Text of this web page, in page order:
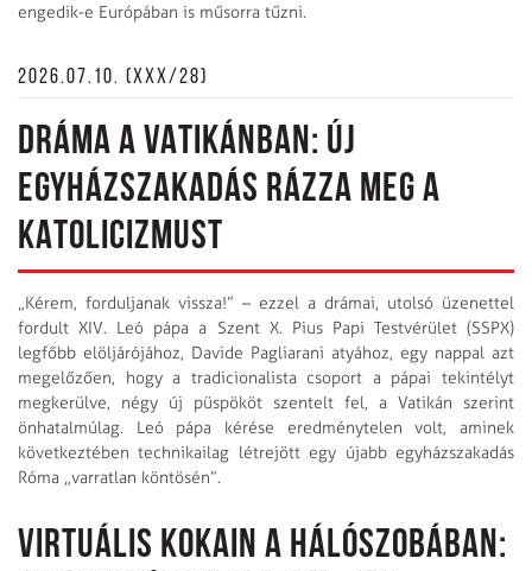
engedik-e Európában is műsorra tűzni.
2026.07.10. (XXX/28)
DRÁMA A VATIKÁNBAN: ÚJ
EGYHÁZSZAKADÁS RÁZZA MEG A
KATOLICIZMUST
„Kérem, forduljanak vissza!” – ezzel a drámai, utolsó üzenettel
fordult XIV. Leó pápa a Szent X. Pius Papi Testvérület (SSPX)
legfőbb elöljárójához, Davide Pagliarani atyához, egy nappal azt
megelőzően, hogy a tradicionalista csoport a pápai tekintélyt
megkerülve, négy új püspököt szentelt fel, a Vatikán szerint
önhatalmúlag. Leó pápa kérése eredménytelen volt, aminek
következtében technikailag létrejött egy újabb egyházszakadás
Róma „varratlan köntösén”.
VIRTUÁLIS KOKAIN A HÁLÓSZOBÁBAN: